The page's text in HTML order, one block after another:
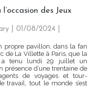
des Jeux
| 01/08/2024
propre pavillon, dans la fan
de La Villette à Paris, que la
a tenu lundi 29 juillet un
présence d’une trentaine de
de voyages et tour-
travail, tout le monde s’est